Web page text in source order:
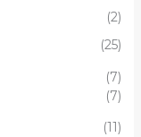
(2)
(25)
(7)
(7)
(11)